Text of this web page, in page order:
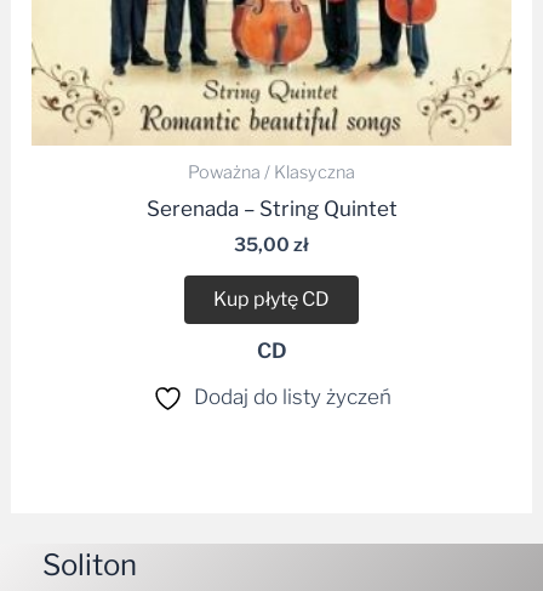
Poważna / Klasyczna
Serenada – String Quintet
35,00 zł
Kup płytę CD
CD
Dodaj do listy życzeń
Soliton